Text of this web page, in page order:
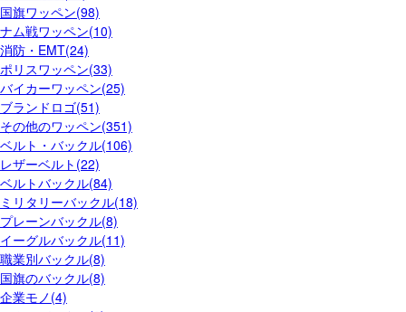
国旗ワッペン(98)
ナム戦ワッペン(10)
消防・EMT(24)
ポリスワッペン(33)
バイカーワッペン(25)
ブランドロゴ(51)
その他のワッペン(351)
ベルト・バックル(106)
レザーベルト(22)
ベルトバックル(84)
ミリタリーバックル(18)
プレーンバックル(8)
イーグルバックル(11)
職業別バックル(8)
国旗のバックル(8)
企業モノ(4)